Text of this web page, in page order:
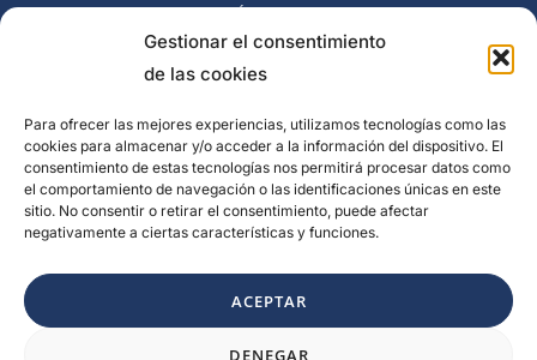
Gestionar el consentimiento
de las cookies
Para ofrecer las mejores experiencias, utilizamos tecnologías como las
cookies para almacenar y/o acceder a la información del dispositivo. El
consentimiento de estas tecnologías nos permitirá procesar datos como
el comportamiento de navegación o las identificaciones únicas en este
sitio. No consentir o retirar el consentimiento, puede afectar
negativamente a ciertas características y funciones.
ACEPTAR
DENEGAR
MÉTODO 360
COMUNIDAD
NOSOTROS
BLOG
CONTACTO
POLITICA DE DESESTIMIENTO
n
i